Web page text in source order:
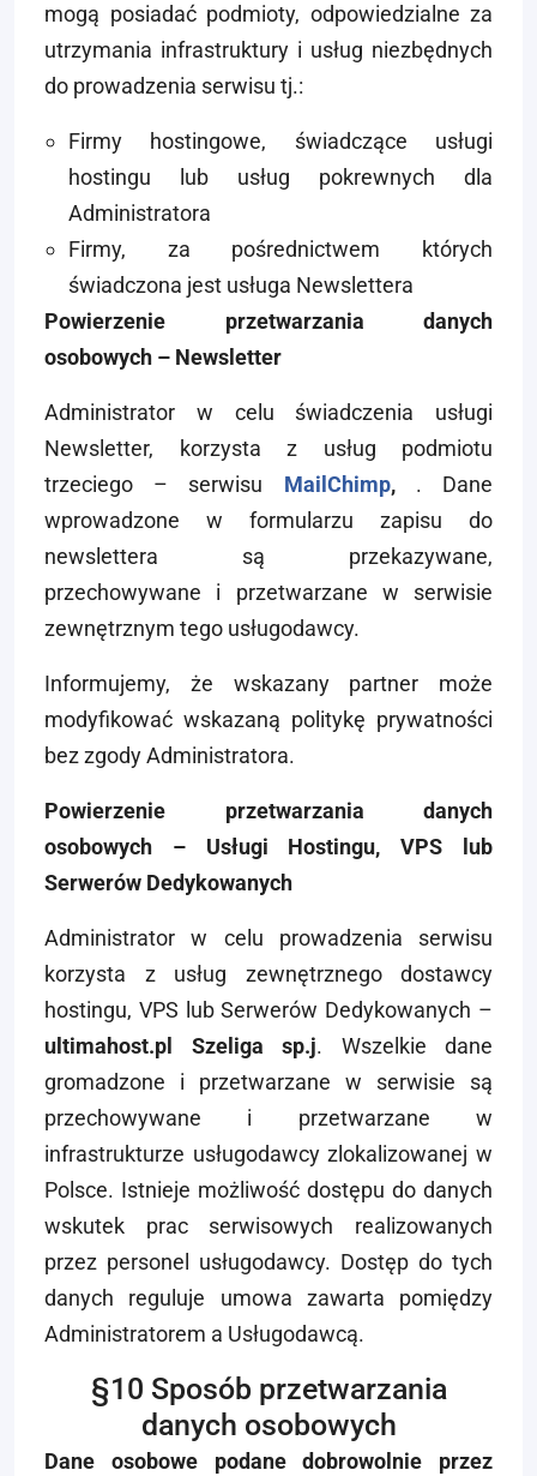
mogą posiadać podmioty, odpowiedzialne za
utrzymania infrastruktury i usług niezbędnych
do prowadzenia serwisu tj.:
Firmy hostingowe, świadczące usługi
hostingu lub usług pokrewnych dla
Administratora
Firmy, za pośrednictwem których
świadczona jest usługa Newslettera
Powierzenie przetwarzania danych
osobowych – Newsletter
Administrator w celu świadczenia usługi
Newsletter, korzysta z usług podmiotu
trzeciego – serwisu MailChimp, . Dane
wprowadzone w formularzu zapisu do
newslettera są przekazywane,
przechowywane i przetwarzane w serwisie
zewnętrznym tego usługodawcy.
Informujemy, że wskazany partner może
modyfikować wskazaną politykę prywatności
bez zgody Administratora.
Powierzenie przetwarzania danych
osobowych – Usługi Hostingu, VPS lub
Serwerów Dedykowanych
Administrator w celu prowadzenia serwisu
korzysta z usług zewnętrznego dostawcy
hostingu, VPS lub Serwerów Dedykowanych –
ultimahost.pl Szeliga sp.j. Wszelkie dane
gromadzone i przetwarzane w serwisie są
przechowywane i przetwarzane w
infrastrukturze usługodawcy zlokalizowanej w
Polsce. Istnieje możliwość dostępu do danych
wskutek prac serwisowych realizowanych
przez personel usługodawcy. Dostęp do tych
danych reguluje umowa zawarta pomiędzy
Administratorem a Usługodawcą.
§10 Sposób przetwarzania
danych osobowych
Dane osobowe podane dobrowolnie przez